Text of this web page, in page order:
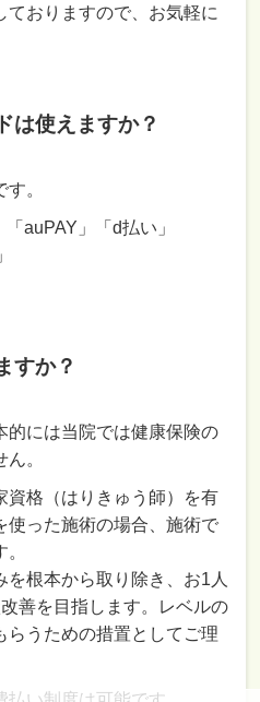
ておりますので、お気軽に
は使えますか？
。
auPAY」「d払い」
すか？
的には当院では健康保険の
。
格（はりきゅう師）を有
使った施術の場合、施術で
根本から取り除き、お1人
善を目指します。レベルの
らうための措置としてご理